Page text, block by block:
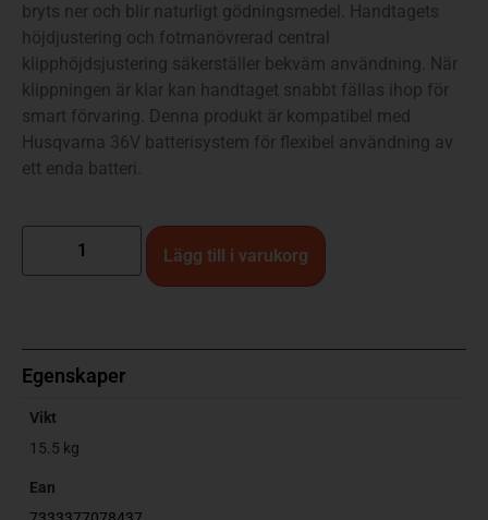
bryts ner och blir naturligt gödningsmedel. Handtagets
höjdjustering och fotmanövrerad central
klipphöjdsjustering säkerställer bekväm användning. När
klippningen är klar kan handtaget snabbt fällas ihop för
smart förvaring. Denna produkt är kompatibel med
Husqvarna 36V batterisystem för flexibel användning av
ett enda batteri.
Lägg till i varukorg
Egenskaper
Vikt
15.5 kg
Ean